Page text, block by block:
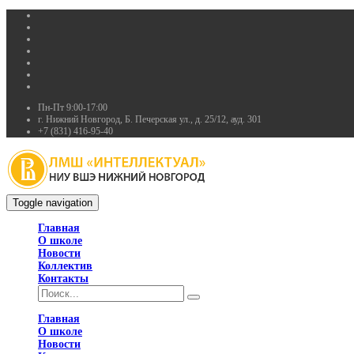
Пн-Пт 9:00-17:00
г. Нижний Новгород, Б. Печерская ул., д. 25/12, ауд. 301
+7 (831) 416-95-40
Toggle navigation
Главная
О школе
Новости
Коллектив
Контакты
Главная
О школе
Новости